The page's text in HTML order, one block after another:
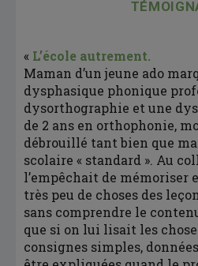
« L’école autrement.
Maman d’un jeune ado
dysphasique phonique
dysorthographie et une
de 2 ans en orthophonie,
débrouillé tant bien que
scolaire « standard ». Au
l’empêchait de mémoriser
très peu de choses des
sans comprendre le
que si on lui lisait les
consignes simples,